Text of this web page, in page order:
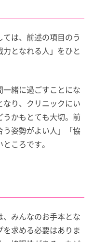
は、前述の項目のう
となれる人」をひと
緒に過ごすことにな
り、クリニックにい
かもとても大切。前
姿勢がよい人」「協
ころです。
みんなのお手本とな
求める必要はありま